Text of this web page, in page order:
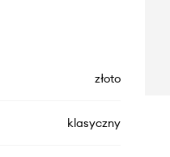
złoto
klasyczny